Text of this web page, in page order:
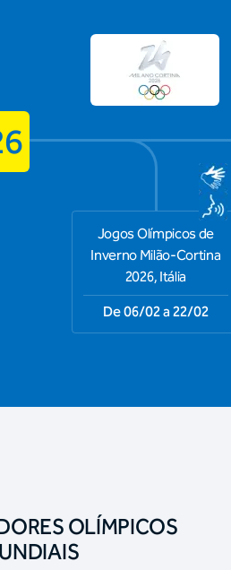
Jogos Olímpicos de
Inverno Milão-Cortina
2026, Itália
De 06/02 a 22/02
OLÍMPICOS